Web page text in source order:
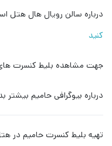
درباره سالن رویال هال هتل
کنید
جهت مشاهده بلیط کنسرت
درباره بیوگرافی حامیم بیشتر
تهیه بلیط کنسرت حامیم در